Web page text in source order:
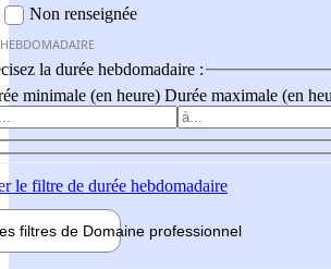
Non renseignée
la durée hebdomadaire :
minimale (en heure) Durée maximale (en
le filtre de durée hebdomadaire
filtres de Domaine professionnel